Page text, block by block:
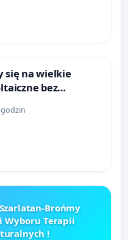
się na wielkie
bez
i akceptacji
Szarlatan-Brońmy
Wyboru Terapii
!